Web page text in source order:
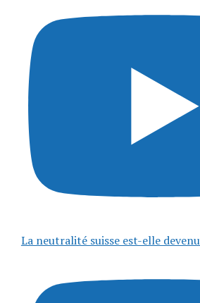
La neutralité suisse est-elle